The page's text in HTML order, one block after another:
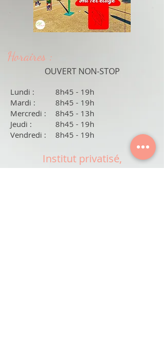
Horaires :
OUVERT NON-STOP
Lundi :
Mardi :
Mercredi :
Jeudi :
Vendredi :
8h45 - 19h
8h45 - 19h
8h45 - 13h
8h45 - 19h
8h45 - 19h
Institut privatisé,